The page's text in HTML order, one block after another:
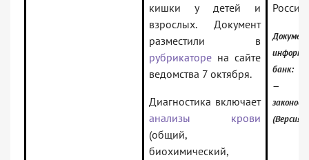
кишки у детей и
взрослых. Документ
разместили в
рубрикаторе на сайте
ведомства 7 октября.
Диагностика включает
анализы крови
(общий,
биохимический,
России)
банк:
—
(Версия